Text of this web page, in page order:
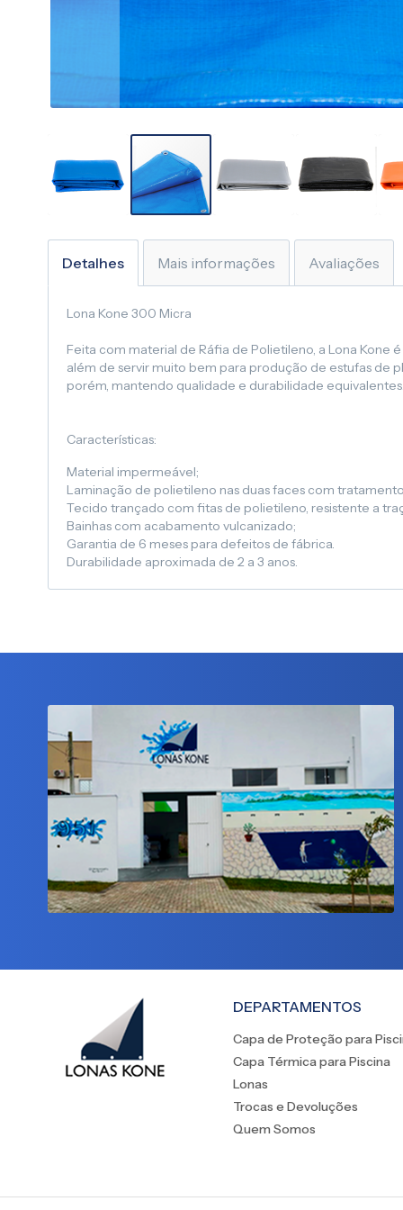
para
Galeria
imagens
Detalhes
Lona Kone 300 Micra
Feita com material de Ráfia de Polietileno, a Lona
além de servir muito bem para produção de estufas de
porém, mantendo qualidade e durabilidade
Características:
Material impermeável;
Laminação de polietileno nas duas faces com
Tecido trançado com fitas de polietileno, resistente a
Bainhas com acabamento vulcanizado;
Garantia de 6 meses para defeitos de fábrica.
Durabilidade aproximada de 2 a 3 anos.
Mais informações Avaliações
DEPARTAMENTOS
Capa de Proteção para
Capa Térmica para Piscina
Lonas
Trocas e Devoluções
Quem Somos